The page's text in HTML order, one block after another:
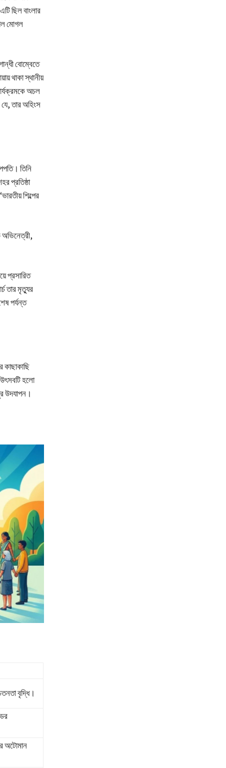
ছিল বাংলার
মোগল
বোম্বেতে
থাকা স্থানীয়
অচল
তার অহিংস
তিনি
প্রতিষ্ঠা
শিল্পের
অভিনেত্রী,
প্রসারিত
তার মৃত্যুর
পর্যন্ত
কাছাকাছি
হলো
উদযাপন।
বৃদ্ধি।
অটোমান